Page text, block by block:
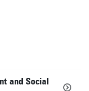
and Social